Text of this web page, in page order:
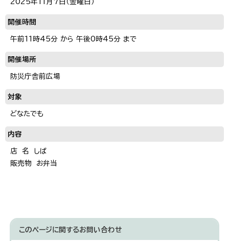
開催時間
午前11時45分 から 午後0時45分 まで
開催場所
防災庁舎前広場
対象
どなたでも
内容
店 名 しば
販売物 お弁当
このページに関するお問い合わせ